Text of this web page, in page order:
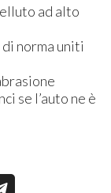
ad alto
norma uniti
se l’auto ne è